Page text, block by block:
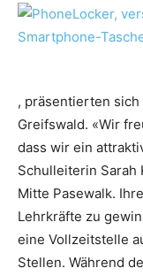
, präsentierten
Greifswald. «Wir
dass wir ein
Schulleiterin Sarah
Mitte Pasewalk.
Lehrkräfte zu
eine Vollzeitstelle
Stellen. Während